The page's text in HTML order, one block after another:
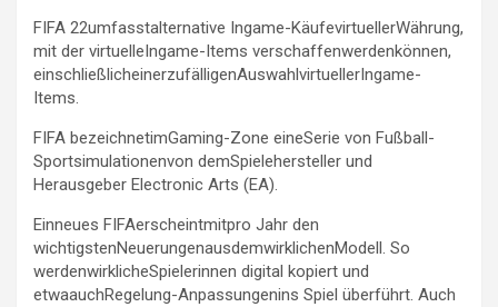
FIFA 22umfasstalternative Ingame-KäufevirtuellerWährung,
mit der virtuelleIngame-Items verschaffenwerdenkönnen,
einschließlicheinerzufälligenAuswahlvirtuellerIngame-
Items.
FIFA bezeichnetimGaming-Zone eineSerie von Fußball-
Sportsimulationenvon demSpielehersteller und
Herausgeber Electronic Arts (EA).
Einneues FIFAerscheintmitpro Jahr den
wichtigstenNeuerungenausdemwirklichenModell. So
werdenwirklicheSpielerinnen digital kopiert und
etwaauchRegelung-Anpassungenins Spiel überführt. Auch